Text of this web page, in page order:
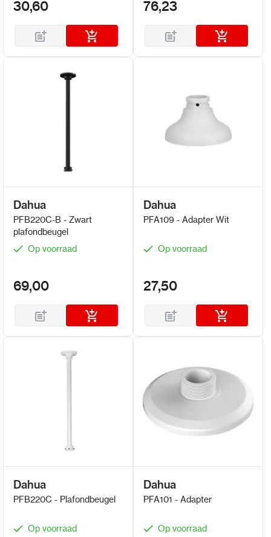
30,60 76,23
Dahua
PFB220C-B - Zwart
plafondbeugel
Op voorraad
69,00
Dahua
PFA109 - Adapter Wit
Op voorraad
27,50
Dahua
PFB220C - Plafondbeugel
Op voorraad
Dahua
PFA101 - Adapter
Op voorraad